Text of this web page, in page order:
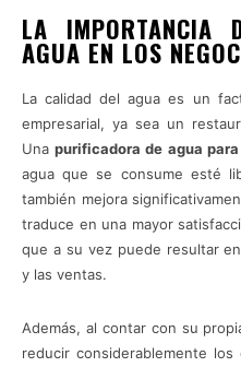
LA IMPORTANCIA
AGUA EN LOS
La calidad del agua es un
empresarial, ya sea un
Unapurificadora de agua
agua que se consume esté
también mejora
traduce en una mayor
que a su vez puede resultar
y las ventas.
Además, al contar con su
reducir considerablemente